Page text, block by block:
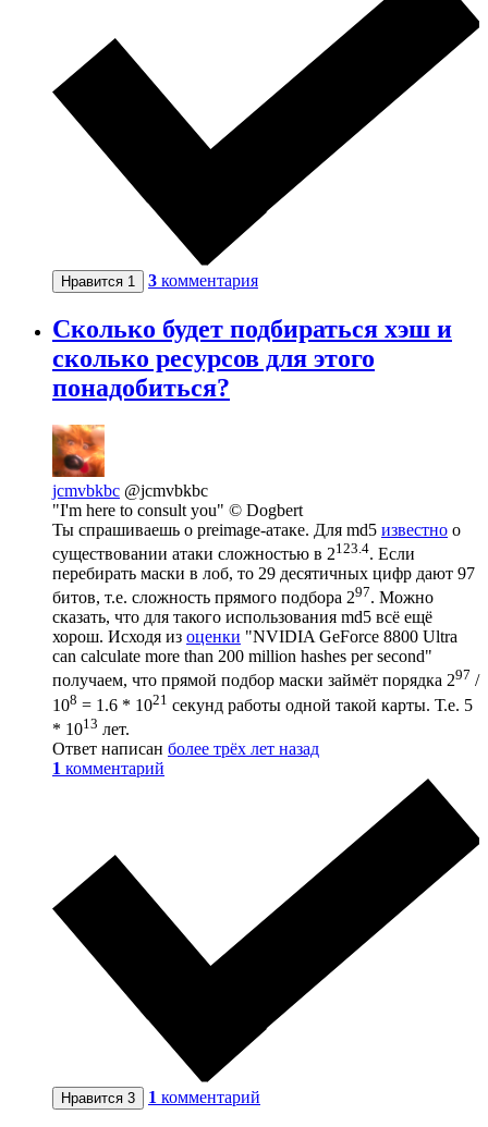
Нравится 1 3 комментария
Сколько будет подбираться хэш и
сколько ресурсов для этого
понадобиться?
jcmvbkbc @jcmvbkbc
"I'm here to consult you" © Dogbert
Ты спрашиваешь о preimage-атаке. Для md5 известно о
существовании атаки сложностью в 2123.4. Если
перебирать маски в лоб, то 29 десятичных цифр дают 97
битов, т.е. сложность прямого подбора 297. Можно
сказать, что для такого использования md5 всё ещё
хорош. Исходя из оценки "NVIDIA GeForce 8800 Ultra
can calculate more than 200 million hashes per second"
получаем, что прямой подбор маски займёт порядка 297 /
108 = 1.6 * 1021 секунд работы одной такой карты. Т.е. 5
* 1013 лет.
Ответ написан более трёх лет назад
1 комментарий
Нравится 3 1 комментарий